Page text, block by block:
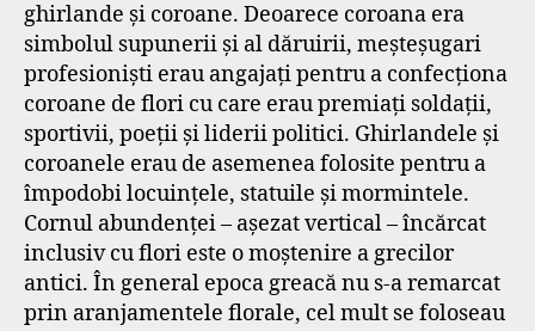
ghirlande și coroane. Deoarece coroana era
simbolul supunerii și al dăruirii, meșteșugari
profesioniști erau angajați pentru a confecționa
coroane de flori cu care erau premiați soldații,
sportivii, poeții și liderii politici. Ghirlandele și
coroanele erau de asemenea folosite pentru a
împodobi locuințele, statuile și mormintele.
Cornul abundenței – așezat vertical – încărcat
inclusiv cu flori este o moștenire a grecilor
antici. În general epoca greacă nu s-a remarcat
prin aranjamentele florale, cel mult se foloseau